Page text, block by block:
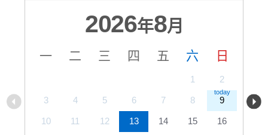
2026年8月
一 二 三 四 五 六 日
1 2
3 4 5 6 7 8 9
10 11 12 13 14 15 16